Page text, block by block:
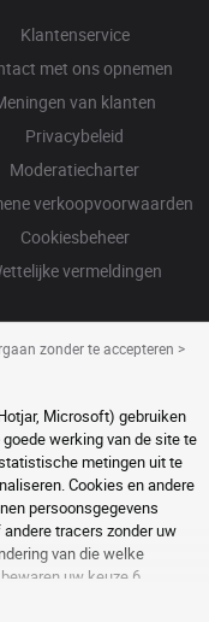
Klantenservice
met ons opnemen
van klanten
Privacybeleid
Moderatiecharter
verkoopvoorwaarden
Cookiesbeheer
vermeldingen
zonder te accepteren >
Microsoft) gebruiken
werking van de site te
metingen uit te
Cookies en andere
persoonsgegevens
tracers zonder uw
van die welke
uw keuze 6